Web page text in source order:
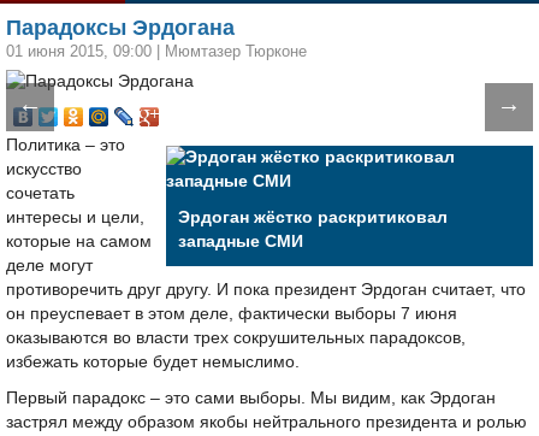
Парадоксы Эрдогана
01 июня 2015, 09:00 Мюмтазер Тюрконе
← →
Эрдоган жёстко раскритиковал
западные СМИ
Политика – это
искусство
сочетать
интересы и цели,
которые на самом
деле могут
противоречить друг другу. И пока президент Эрдоган считает, что
он преуспевает в этом деле, фактически выборы 7 июня
оказываются во власти трех сокрушительных парадоксов,
избежать которые будет немыслимо.
Первый парадокс – это сами выборы. Мы видим, как Эрдоган
застрял между образом якобы нейтрального президента и ролью